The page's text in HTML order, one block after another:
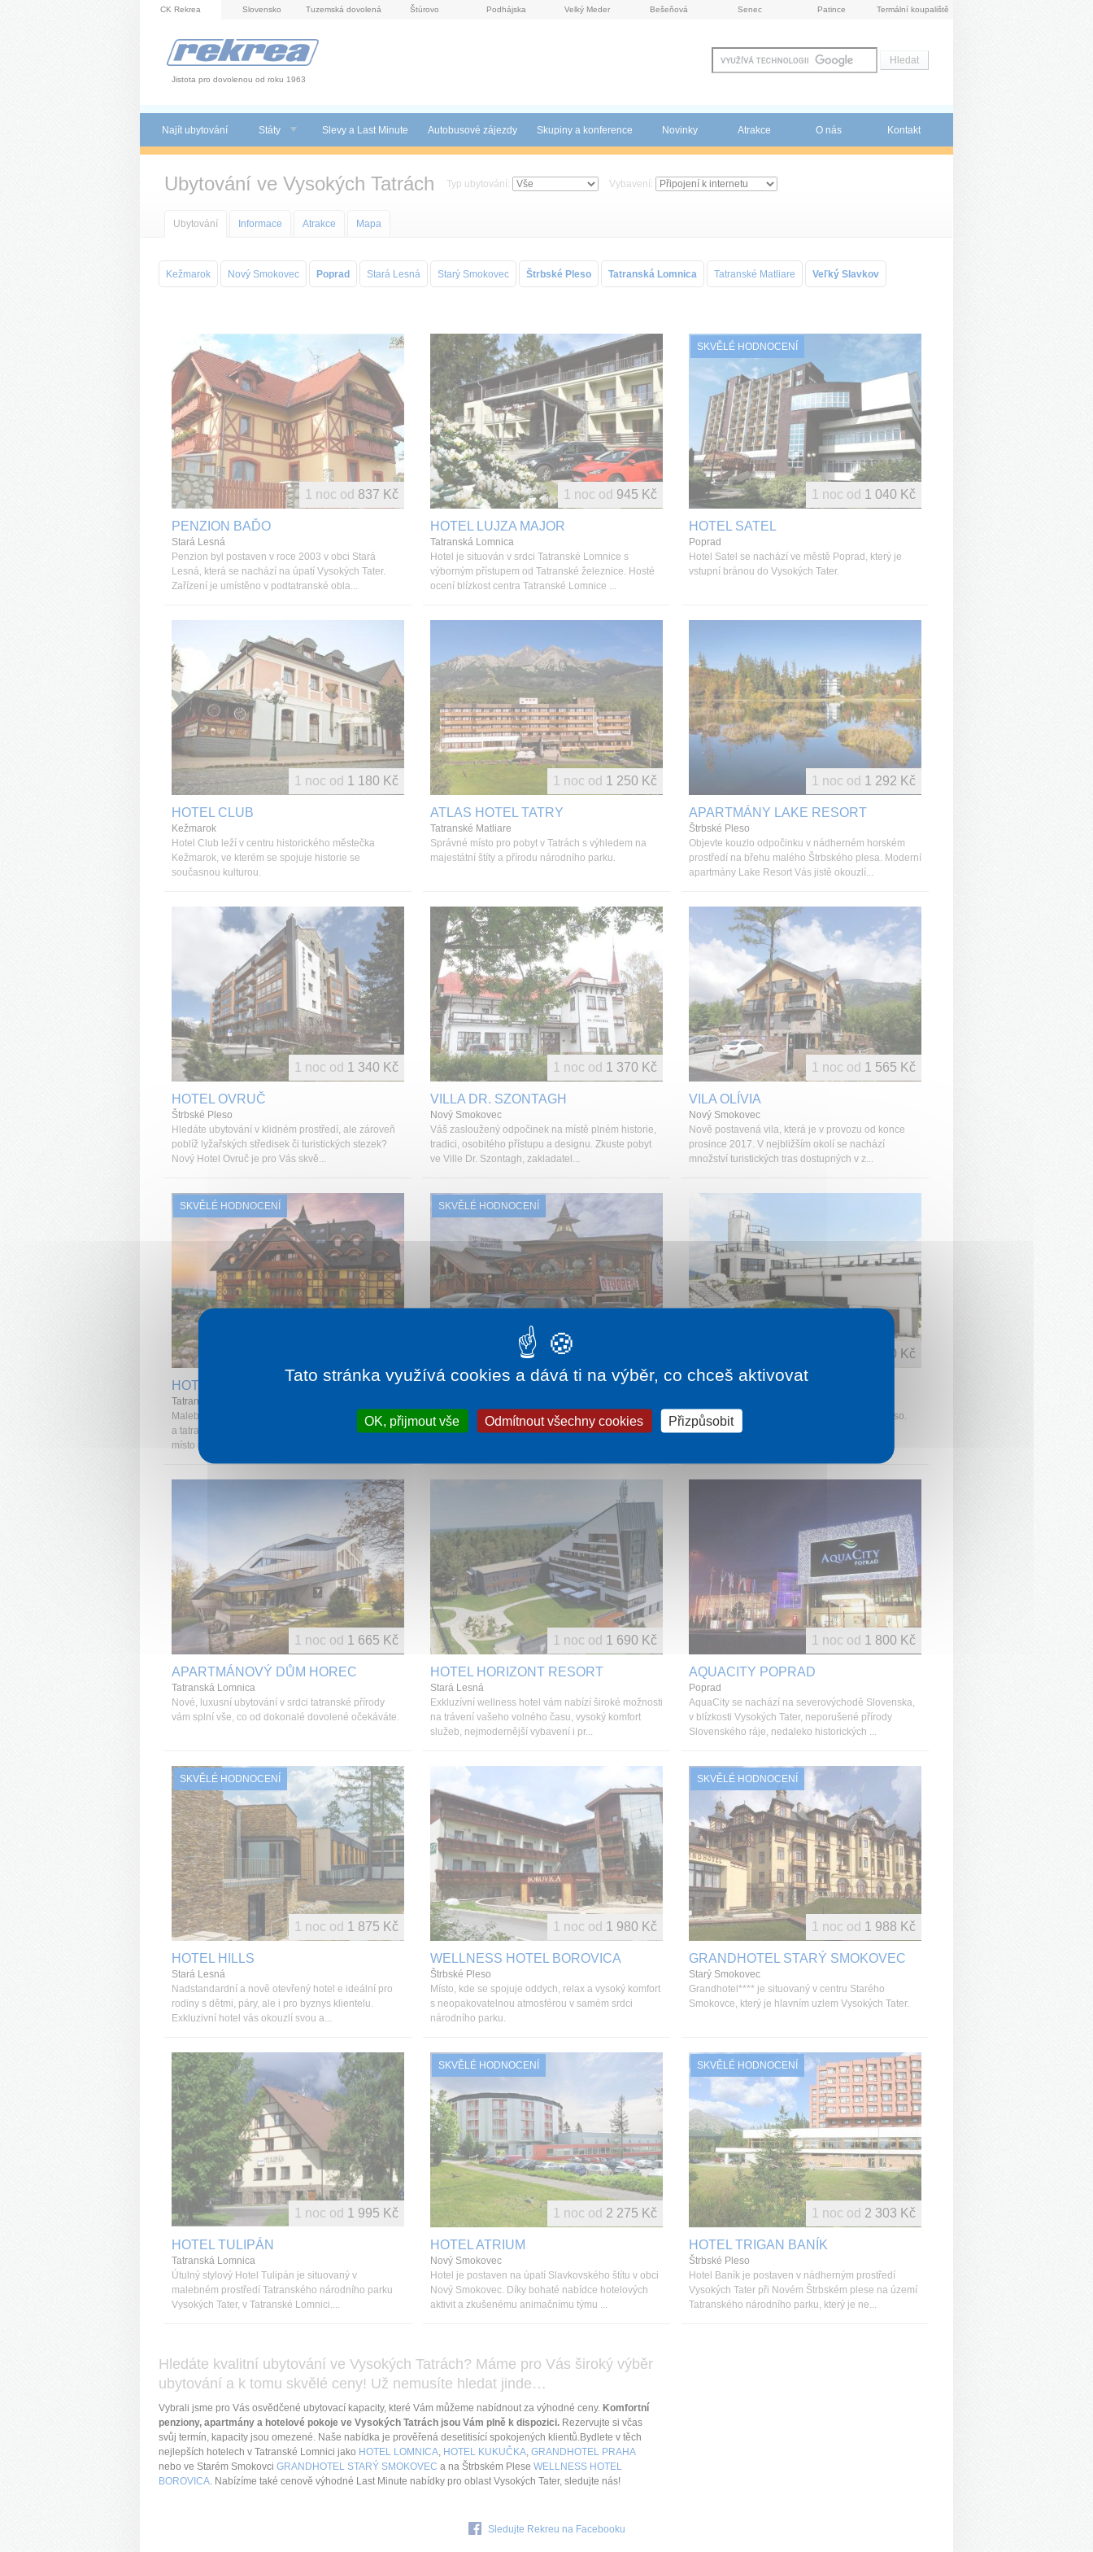
CK Rekrea Slovensko Tuzemská dovolená Štúrovo Podhájska Velký Meder Bešeňová Senec Patince Termální koupaliště
Jistota pro dovolenou od roku 1963
Najít ubytování Státy Slevy a Last Minute Autobusové zájezdy Skupiny a konference Novinky Atrakce O nás Kontakt
Ubytování ve Vysokých Tatrách Typ ubytování: Vybavení:
Ubytování Informace Atrakce Mapa
Kežmarok Nový Smokovec Poprad Stará Lesná Starý Smokovec Štrbské Pleso Tatranská Lomnica Tatranské Matliare Veľký Slavkov
PENZION BAĎO
Stará Lesná
Penzion byl postaven v roce 2003 v obci Stará
Lesná, která se nachází na úpatí Vysokých Tater.
Zařízení je umístěno v podtatranské obla...
1 noc od 837 Kč
HOTEL LUJZA MAJOR
Tatranská Lomnica
Hotel je situován v srdci Tatranské Lomnice s
výborným přístupem od Tatranské železnice. Hosté
ocení blízkost centra Tatranské Lomnice ...
1 noc od 945 Kč
SKVĚLÉ HODNOCENÍ
HOTEL SATEL
Poprad
Hotel Satel se nachází ve městě Poprad, který je
vstupní bránou do Vysokých Tater.
1 noc od 1 040 Kč
HOTEL CLUB
Kežmarok
Hotel Club leží v centru historického městečka
Kežmarok, ve kterém se spojuje historie se
současnou kulturou.
1 noc od 1 180 Kč
ATLAS HOTEL TATRY
Tatranské Matliare
Správné místo pro pobyt v Tatrách s výhledem na
majestátní štíty a přírodu národního parku.
1 noc od 1 250 Kč
APARTMÁNY LAKE RESORT
Štrbské Pleso
Objevte kouzlo odpočinku v nádherném horském
prostředí na břehu malého Štrbského plesa. Moderní
apartmány Lake Resort Vás jistě okouzlí...
1 noc od 1 292 Kč
HOTEL OVRUČ
Štrbské Pleso
Hledáte ubytování v klidném prostředí, ale zároveň
poblíž lyžařských středisek či turistických stezek?
Nový Hotel Ovruč je pro Vás skvě...
1 noc od 1 340 Kč
VILLA DR. SZONTAGH
Nový Smokovec
Váš zasloužený odpočinek na místě plném historie,
tradici, osobitého přístupu a designu. Zkuste pobyt
ve Ville Dr. Szontagh, zakladatel...
1 noc od 1 370 Kč
VILA OLÍVIA
Nový Smokovec
Nově postavená vila, která je v provozu od konce
prosince 2017. V nejbližším okolí se nachází
množství turistických tras dostupných v z...
1 noc od 1 565 Kč
SKVĚLÉ HODNOCENÍ
HOTEL KUKUČKA
Tatranská Lomnica
Malebné prostředí Vysokých Tater, harmonie přírody
a tatranského okolí, komfortní ubytování - ideální
místo pro Vaši dovolenou, kterou ...
SKVĚLÉ HODNOCENÍ
APARTMÁNY KOLIBA KAMZÍK
Apartmány Koliba Kamzík se nacházejí přímo v srdci
Vysokých Tater ve Starém Smokovci. Starý
1 noc od
APARTMÁNY MONTE MÓRY
Moderní apartmány s vyhlídkou na Štrbské Pleso.
Pohodu a klid v přírodním prostřední si určitě
1 660 Kč
APARTMÁNOVÝ DŮM HOREC
Tatranská Lomnica
Nové, luxusní ubytování v srdci tatranské přírody
vám splní vše, co od dokonalé dovolené očekáváte.
1 noc od 1 665 Kč
HOTEL HORIZONT RESORT
Stará Lesná
Exkluzívní wellness hotel vám nabízí široké možnosti
na trávení vašeho volného času, vysoký komfort
služeb, nejmodernější vybavení i pr...
1 noc od 1 690 Kč
AQUACITY POPRAD
Poprad
AquaCity se nachází na severovýchodě Slovenska,
v blízkosti Vysokých Tater, neporušené přírody
Slovenského ráje, nedaleko historických ...
1 noc od 1 800 Kč
SKVĚLÉ HODNOCENÍ
HOTEL HILLS
Stará Lesná
Nadstandardní a nově otevřený hotel e ideální pro
rodiny s dětmi, páry, ale i pro byznys klientelu.
Exkluzivní hotel vás okouzlí svou a...
1 noc od 1 875 Kč
WELLNESS HOTEL BOROVICA
Štrbské Pleso
Místo, kde se spojuje oddych, relax a vysoký komfort
s neopakovatelnou atmosférou v samém srdci
národního parku.
1 noc od 1 980 Kč
SKVĚLÉ HODNOCENÍ
GRANDHOTEL STARÝ SMOKOVEC
Starý Smokovec
Grandhotel**** je situovaný v centru Starého
Smokovce, který je hlavním uzlem Vysokých Tater.
1 noc od 1 988 Kč
HOTEL TULIPÁN
Tatranská Lomnica
Útulný stylový Hotel Tulipán je situovaný v
malebném prostředí Tatranského národního parku
Vysokých Tater, v Tatranské Lomnici....
1 noc od 1 995 Kč
SKVĚLÉ HODNOCENÍ
HOTEL ATRIUM
Nový Smokovec
Hotel je postaven na úpatí Slavkovského štítu v obci
Nový Smokovec. Díky bohaté nabídce hotelových
aktivit a zkušenému animačnímu týmu ...
1 noc od 2 275 Kč
SKVĚLÉ HODNOCENÍ
HOTEL TRIGAN BANÍK
Štrbské Pleso
Hotel Baník je postaven v nádherným prostředí
Vysokých Tater při Novém Štrbském plese na území
Tatranského národního parku, který je ne...
1 noc od 2 303 Kč
Hledáte kvalitní ubytování ve Vysokých Tatrách? Máme pro Vás široký výběr
ubytování a k tomu skvělé ceny! Už nemusíte hledat jinde…
Vybrali jsme pro Vás osvědčené ubytovací kapacity, které Vám můžeme nabídnout za výhodné ceny. Komfortní
penziony, apartmány a hotelové pokoje ve Vysokých Tatrách jsou Vám plně k dispozici. Rezervujte si včas
svůj termín, kapacity jsou omezené. Naše nabídka je prověřená desetitisící spokojených klientů.Bydlete v těch
nejlepších hotelech v Tatranské Lomnici jako HOTEL LOMNICA, HOTEL KUKUČKA, GRANDHOTEL PRAHA
nebo ve Starém Smokovci GRANDHOTEL STARÝ SMOKOVEC a na Štrbském Plese WELLNESS HOTEL
BOROVICA. Nabízíme také cenově výhodné Last Minute nabídky pro oblast Vysokých Tater, sledujte nás!
Sledujte Rekreu na Facebooku
Tato stránka využívá cookies a dává ti na výběr, co chceš aktivovat
OK, přijmout vše Odmítnout všechny cookies Přizpůsobit